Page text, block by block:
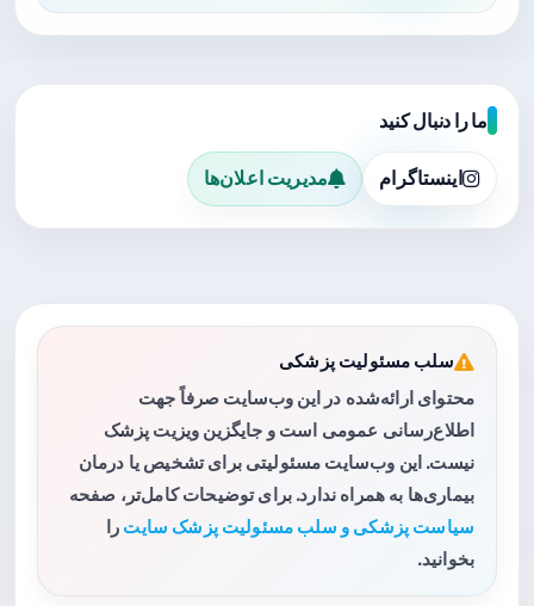
ما را دنبال کنید
اینستاگرام مدیریت اعلان‌ها
سلب مسئولیت پزشکی
محتوای ارائه‌شده در این وب‌سایت صرفاً جهت
اطلاع‌رسانی عمومی است و جایگزین ویزیت پزشک
نیست. این وب‌سایت مسئولیتی برای تشخیص یا درمان
بیماری‌ها به همراه ندارد. برای توضیحات کامل‌تر، صفحه
سیاست پزشکی و سلب مسئولیت پزشک سایت را
بخوانید.